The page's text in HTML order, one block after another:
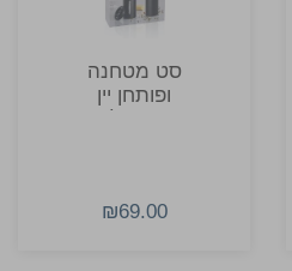
סט מטחנה
ופותחן יין
₪69.00